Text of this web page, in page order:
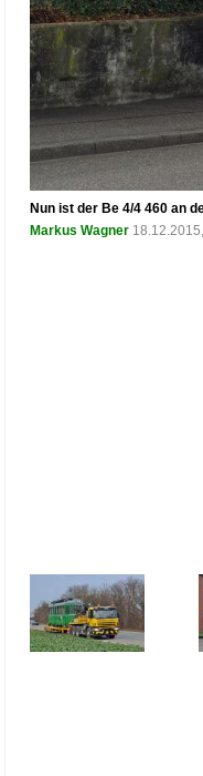
Nun ist der Be 4/4 460 an
Markus Wagner